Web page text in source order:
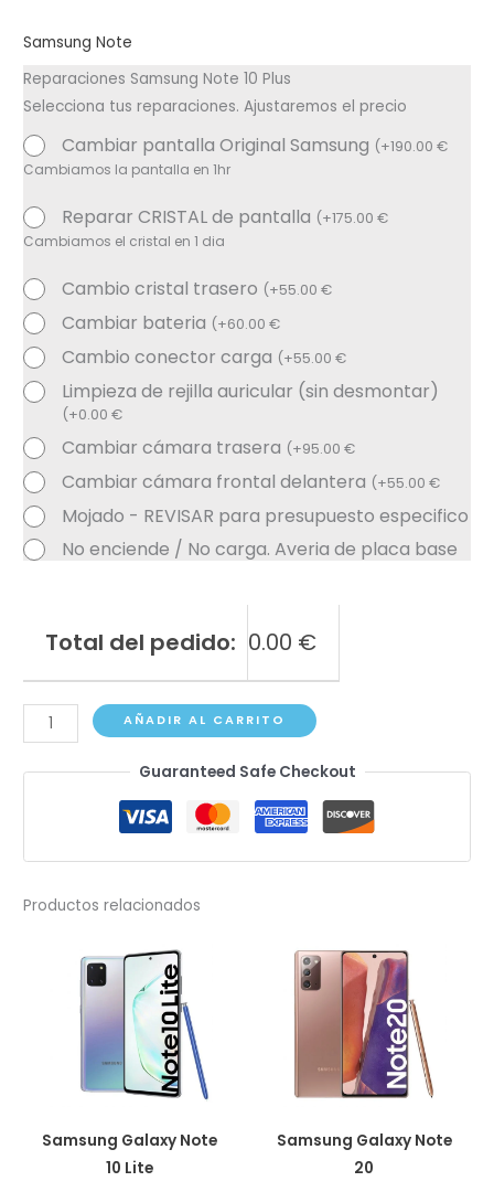
Samsung Note
Reparaciones Samsung Note 10 Plus
Selecciona tus reparaciones. Ajustaremos el precio
Cambiar pantalla Original Samsung (+190.00€
Cambiamos la pantalla en 1hr
Reparar CRISTAL de pantalla (+175.00€
Cambiamos el cristal en 1 dia
Cambio cristal trasero (+55.00€
Cambiar bateria (+60.00€
Cambio conector carga (+55.00€
Limpieza de rejilla auricular (sin desmontar)
(+0.00€
Cambiar cámara trasera (+95.00€
Cambiar cámara frontal delantera (+55.00€
Mojado - REVISAR para presupuesto especifico
No enciende / No carga. Averia de placa base
Total del pedido: 0.00 €
Samsung
Galaxy
Note
AÑADIR AL CARRITO
Guaranteed Safe Checkout
Productos relacionados
Samsung Galaxy Note
10 Lite
Samsung Galaxy Note
20